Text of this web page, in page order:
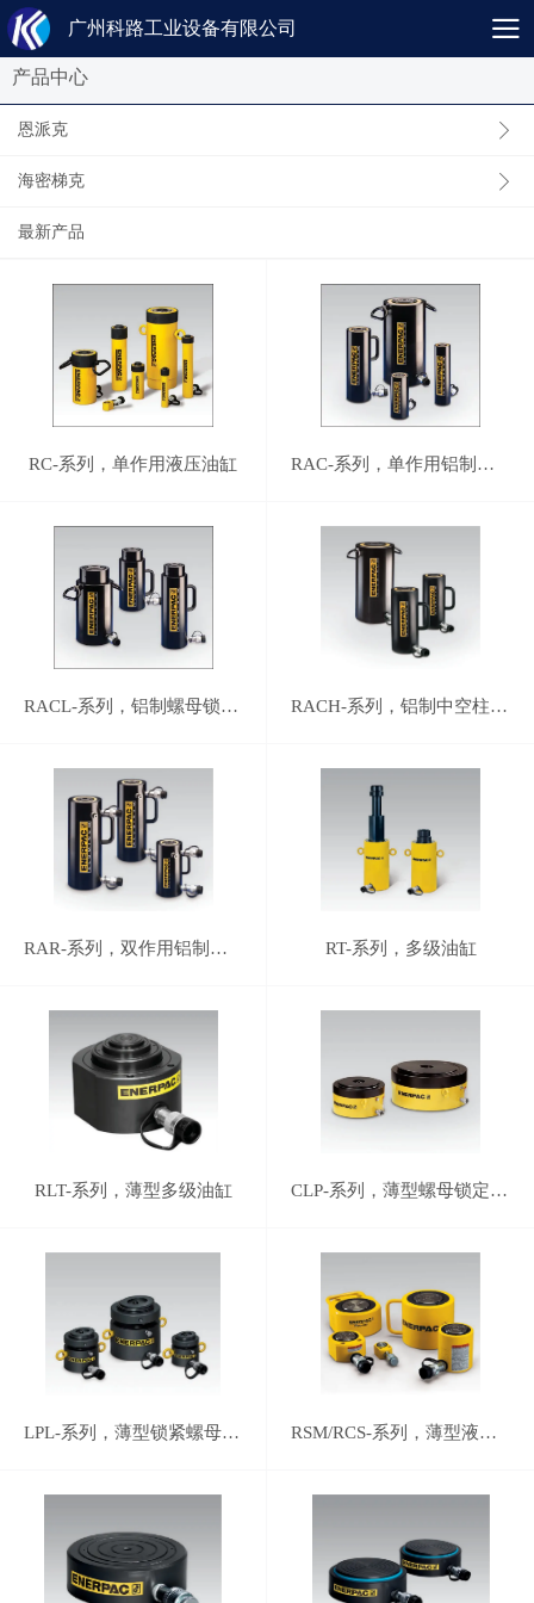
广州科路工业设备有限公司
产品中心
恩派克
海密梯克
最新产品
RC-系列，单作用液压油缸 RAC-系列，单作用铝制油缸
RACL-系列，铝制螺母锁定油缸 RACH-系列，铝制中空柱塞油缸
RAR-系列，双作用铝制油缸 RT-系列，多级油缸
RLT-系列，薄型多级油缸 CLP-系列，薄型螺母锁定液压油缸
LPL-系列，薄型锁紧螺母油缸 RSM/RCS-系列，薄型液压油缸